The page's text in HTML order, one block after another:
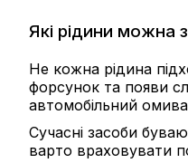
Які рідини можна
Не кожна рідина
форсунок та появи
автомобільний
Сучасні засоби
варто враховувати